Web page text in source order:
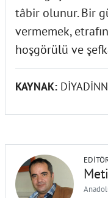
tâbir olunur. Bir
vermemek,
hoşgörülü ve
KAYNAK: